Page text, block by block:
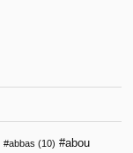
abbas (10)
abou